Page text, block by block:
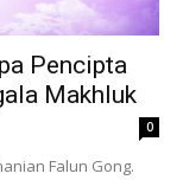
Pencipta
Makhluk
0
Falun Gong.